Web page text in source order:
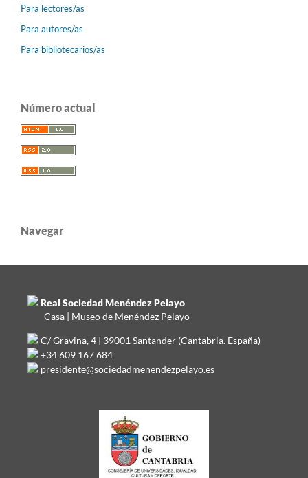
Para lectores/as
Para autores/as
Para bibliotecarios/as
Número actual
Navegar
Real Sociedad Menéndez Pelayo
Casa | Museo de Menéndez Pelayo
C/ Gravina, 4 | 39001 Santander (Cantabria. España)
+34 609 167 684
presidente@sociedadmenendezpelayo.es